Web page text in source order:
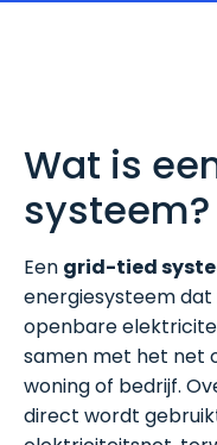
Wat is
systeem?
Een grid-tied
energiesysteem
openbare
samen met het net
woning of bedrijf.
direct wordt